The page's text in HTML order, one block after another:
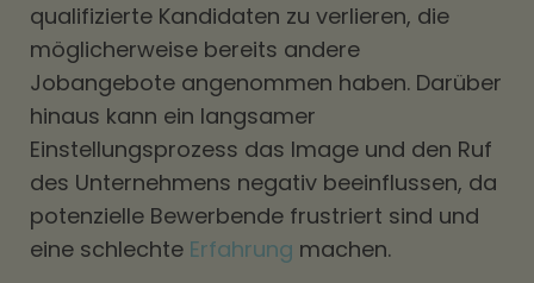
qualifizierte Kandidaten zu verlieren, die
möglicherweise bereits andere
Jobangebote angenommen haben. Darüber
hinaus kann ein langsamer
Einstellungsprozess das Image und den Ruf
des Unternehmens negativ beeinflussen, da
potenzielle Bewerbende frustriert sind und
eine schlechte Erfahrung machen.